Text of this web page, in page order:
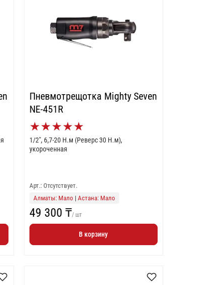
Пневмотрещотка Mighty Seven
NE-451R
★★★★★
1/2", 6,7-20 Н.м (Реверс 30 Н.м),
укороченная
Арт.: Отсутствует.
Алматы: Мало | Астана: Мало
49 300 ₸/ шт
В корзину